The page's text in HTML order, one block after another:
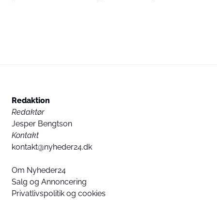
Redaktion
Redaktør
Jesper Bengtson
Kontakt
kontakt@nyheder24.dk
Om Nyheder24
Salg og Annoncering
Privatlivspolitik og cookies